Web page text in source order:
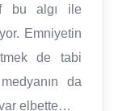
bu algı ile
Emniyetin
de tabi
da
elbette…